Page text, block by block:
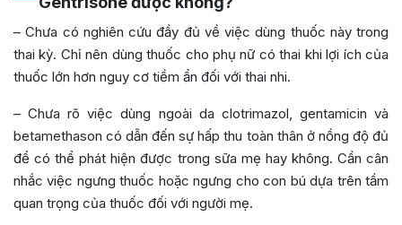
– Chưa có nghiên cứu đầy đủ về việc dùng thuốc này trong
thai kỳ. Chỉ nên dùng thuốc cho phụ nữ có thai khi lợi ích của
thuốc lớn hơn nguy cơ tiềm ẩn đối với thai nhi.
– Chưa rõ việc dùng ngoài da clotrimazol, gentamicin và
betamethason có dẫn đến sự hấp thu toàn thân ở nồng độ đủ
để có thể phát hiện được trong sữa mẹ hay không. Cần cân
nhắc việc ngưng thuốc hoặc ngưng cho con bú dựa trên tầm
quan trọng của thuốc đối với người mẹ.